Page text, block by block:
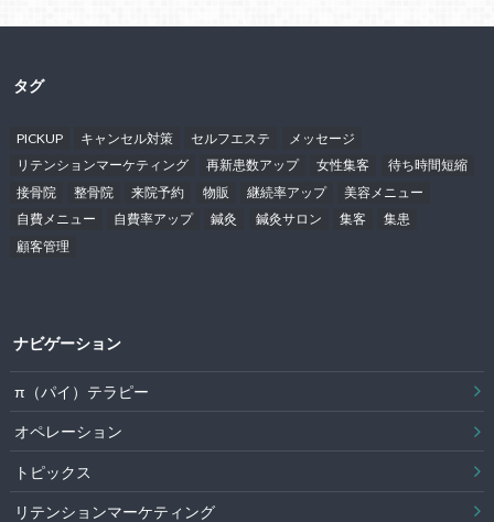
タグ
PICKUP キャンセル対策 セルフエステ
メッセージ
リテンションマーケティング
再新患数アップ 女性集客
待ち時間短縮
接骨院
整骨院 来院予約 物販 継続率アップ
美容メニュー
自費メニュー
自費率アップ 鍼灸 鍼灸サロン 集客
集患
顧客管理
ナビゲーション
π（パイ）テラピー
オペレーション
トピックス
リテンションマーケティング